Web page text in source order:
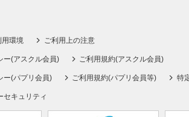
用環境 ご利用上の注意
ー(アスクル会員) ご利用規約(アスクル会員)
ー(パプリ会員) ご利用規約(パプリ会員等) 特
セキュリティ